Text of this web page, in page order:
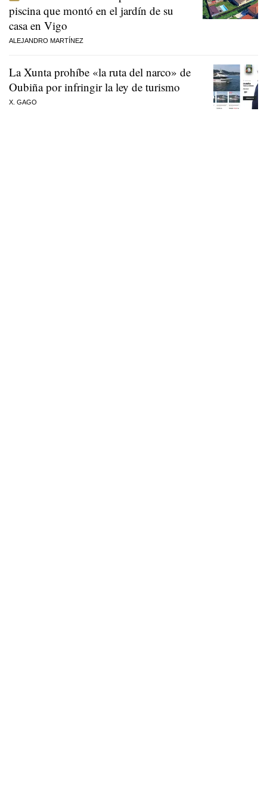
piscina que montó en el jardín de su
casa en Vigo
ALEJANDRO MARTÍNEZ
La Xunta prohíbe «la ruta del narco» de
Oubiña por infringir la ley de turismo
X. GAGO